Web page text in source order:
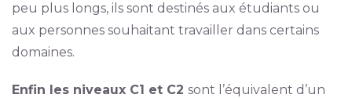
peu plus longs, ils sont destinés aux étudiants ou
aux personnes souhaitant travailler dans certains
domaines.
Enfin les niveaux C1 et C2 sont l’équivalent d’un